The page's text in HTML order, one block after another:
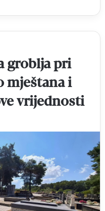
groblja pri
mještana i
vrijednosti